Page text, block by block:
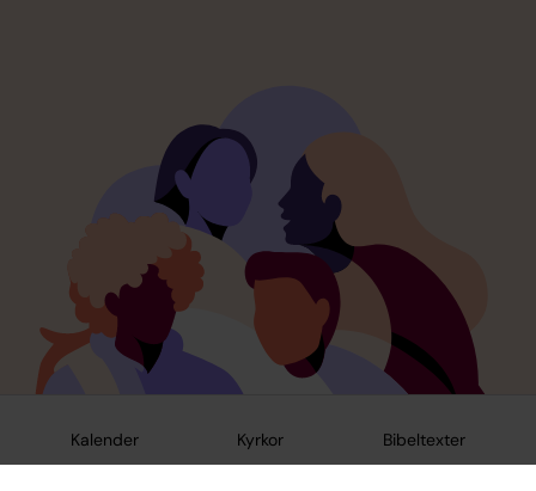
Kalender Kyrkor Bibeltexter